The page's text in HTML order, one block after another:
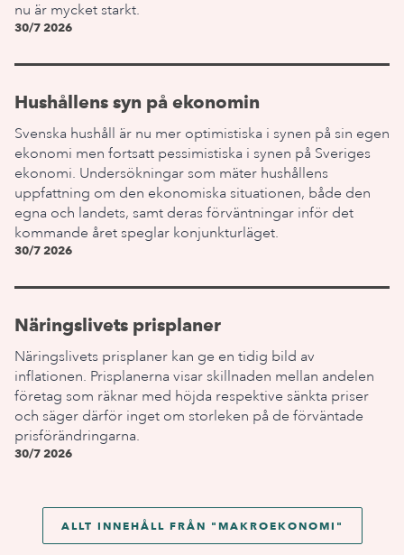
nu är mycket starkt.
30/7 2026
Hushållens syn på ekonomin
Svenska hushåll är nu mer optimistiska i synen på sin egen
ekonomi men fortsatt pessimistiska i synen på Sveriges
ekonomi. Undersökningar som mäter hushållens
uppfattning om den ekonomiska situationen, både den
egna och landets, samt deras förväntningar inför det
kommande året speglar konjunkturläget.
30/7 2026
Näringslivets prisplaner
Näringslivets prisplaner kan ge en tidig bild av
inflationen. Prisplanerna visar skillnaden mellan andelen
företag som räknar med höjda respektive sänkta priser
och säger därför inget om storleken på de förväntade
prisförändringarna.
30/7 2026
ALLT INNEHÅLL FRÅN " MAKROEKONOMI "